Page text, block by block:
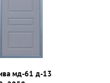
мд-61 д-13